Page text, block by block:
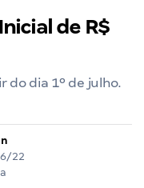
de R$
do dia 1º de julho.
22